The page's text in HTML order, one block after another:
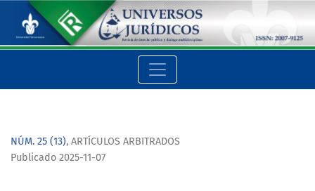
Argumentación en el proceso legislativo
NÚM. 25 (13), ARTÍCULOS ARBITRADOS
Publicado 2025-11-07